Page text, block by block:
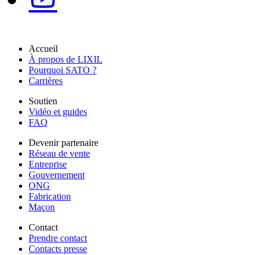
Accueil
À propos de LIXIL
Pourquoi SATO ?
Carrières
Soutien
Vidéo et guides
FAQ
Devenir partenaire
Réseau de vente
Entreprise
Gouvernement
ONG
Fabrication
Maçon
Contact
Prendre contact
Contacts presse